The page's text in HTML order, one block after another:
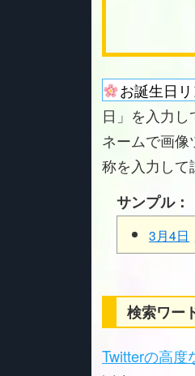
お誕生日
日」を入力
ネームで画
称を入力して
サンプル：
3月4日
検索ワー
Twitterの高度